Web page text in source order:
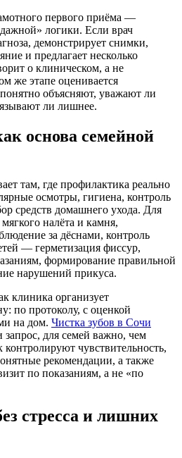
первого приёма —
логики. Если врач
демонстрирует снимки,
и предлагает несколько
о клиническом, а не
же этапе оценивается
объясняют, уважают ли
ли лишнее.
основа семейной
там, где профилактика реально
осмотры, гигиена, контроль
средств домашнего ухода. Для
налёта и камня,
за дёснами, контроль
— герметизация фиссур,
формирование правильной
нарушений прикуса.
клиника организует
по протоколу, с оценкой
на дом. Чистка зубов в Сочи
запрос, для семей важно, чем
чувствительность,
рекомендации, а также
по показаниям, а не «по
стресса и лишних